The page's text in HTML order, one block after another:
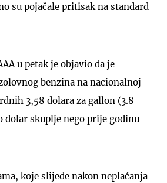
su pojačale pritisak na standard
u petak je objavio da je
benzina na nacionalnoj
3,58 dolara za gallon (3.8
dolar skuplje nego prije godinu
koje slijede nakon neplaćanja